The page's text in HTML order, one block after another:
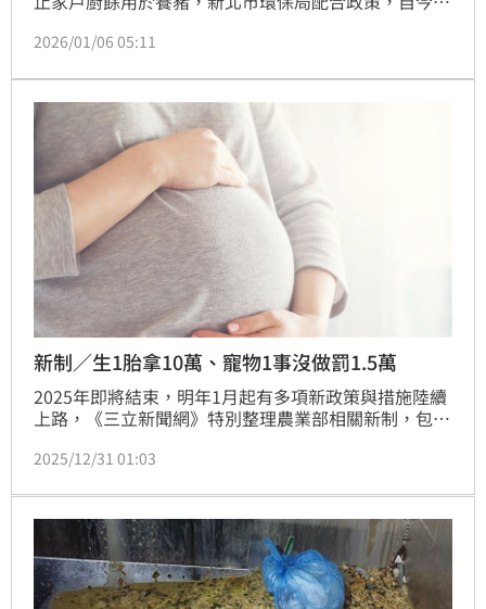
區分生熟，只需瀝乾水分後交付回收即可，並明確列出
並可能依《廢棄物清理法》第50條，處新台幣1200元
至6000元罰鍰。
2026/01/06 05:11
新制／生1胎拿10萬、寵物1事沒做罰1.5萬
2025年即將結束，明年1月起有多項新政策與措施陸續
上路，《三立新聞網》特別整理農業部相關新制，包括
全面轉型飼料養豬、雙北家戶廚餘「不再分類」、全面
2025/12/31 01:03